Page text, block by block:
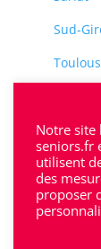
Sud-
Notre
seniors.fr
utilisent
des
proposer